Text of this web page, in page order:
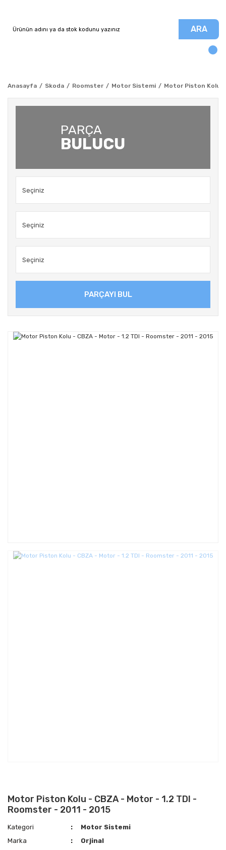
ARA
Anasayfa Skoda Roomster Motor Sistemi Motor Piston Kolu -
PARÇA
BULUCU
PARÇAYI BUL
Motor Piston Kolu - CBZA - Motor - 1.2 TDI -
Roomster - 2011 - 2015
Kategori
Motor Sistemi
Marka
Orjinal